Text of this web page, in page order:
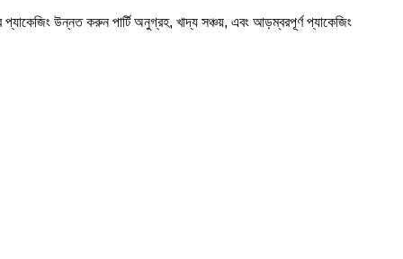
উন্নত করুন পার্টি অনুগ্রহ, খাদ্য সঞ্চয়, এবং আড়ম্বরপূর্ণ প্যাকেজিং